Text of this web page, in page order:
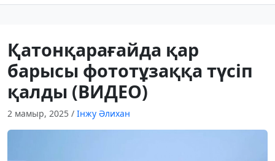
Қатонқарағайда қар
барысы фототұзаққа түсіп
қалды (ВИДЕО)
2 мамыр, 2025 / Інжу Әлихан